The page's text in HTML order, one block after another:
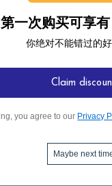
第一次购买可享
你绝对不能错过的
Claim
you agree to our Privacy
Maybe next